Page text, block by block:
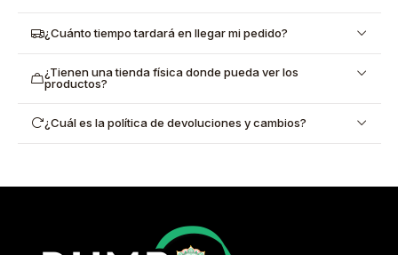
¿Cuánto tiempo tardará en llegar mi pedido?
¿Tienen una tienda física donde pueda ver los
productos?
¿Cuál es la política de devoluciones y cambios?